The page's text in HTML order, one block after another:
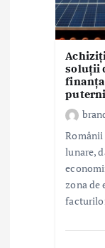
soluții
lunare,
zona de